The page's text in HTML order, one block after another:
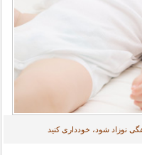
نوزاد شود، خودداری کنید